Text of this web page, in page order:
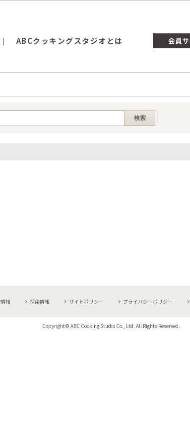
ABCクッキングスタジオとは
報 採用情報 サイトポリシー プライバシーポリシー
Copyright© ABC Cooking Studio Co., Ltd. All Rights Reserved.